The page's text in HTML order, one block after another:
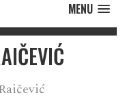
MENU